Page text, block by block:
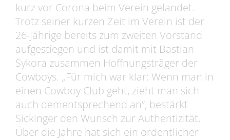
kurz vor Corona beim Verein gelandet.
Trotz seiner kurzen Zeit im Verein ist der
26-Jährige bereits zum zweiten Vorstand
aufgestiegen und ist damit mit Bastian
Sykora zusammen Hoffnungsträger der
Cowboys. „Für mich war klar: Wenn man in
einen Cowboy Club geht, zieht man sich
auch dementsprechend an“, bestärkt
Sickinger den Wunsch zur Authentizität.
Über die Jahre hat sich ein ordentlicher